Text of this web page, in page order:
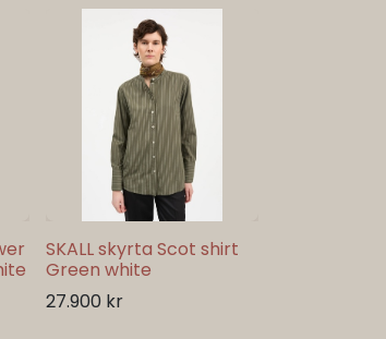
SKALL skyrta Scot shirt
Green white
27.900 kr